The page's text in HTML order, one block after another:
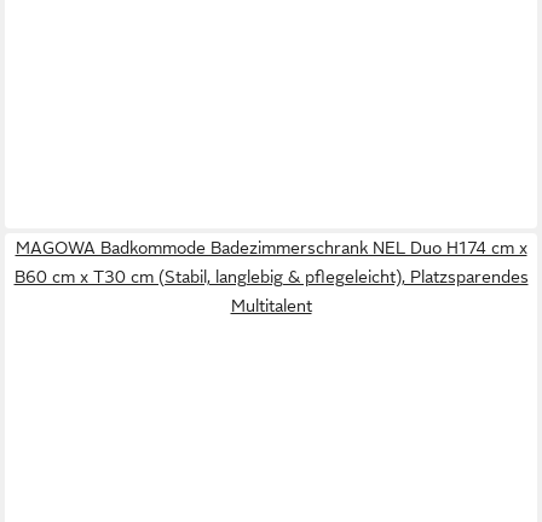
MAGOWA Badkommode Badezimmerschrank NEL Duo H174 cm x
B60 cm x T30 cm (Stabil, langlebig & pflegeleicht), Platzsparendes
Multitalent